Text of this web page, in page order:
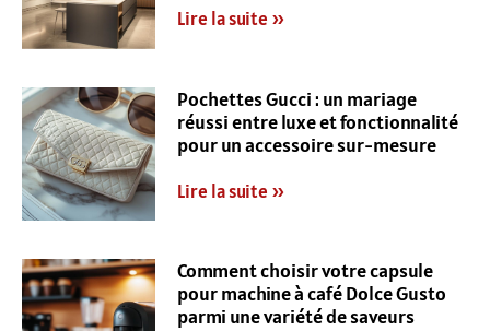
Lire la suite »
Pochettes Gucci : un mariage
réussi entre luxe et fonctionnalité
pour un accessoire sur-mesure
Lire la suite »
Comment choisir votre capsule
pour machine à café Dolce Gusto
parmi une variété de saveurs